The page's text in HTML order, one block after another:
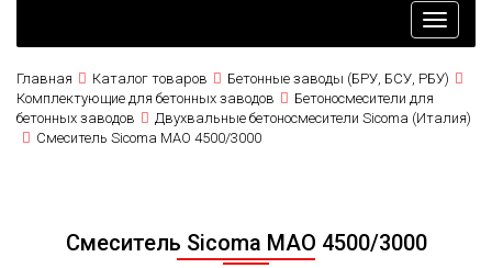
Toggle
Главная Каталог товаров
Бетонные заводы (БРУ, БСУ, РБУ)
Комплектующие для бетонных заводов
Бетоносмесители для
бетонных заводов
Двухвальные бетоносмесители Sicoma (Италия)
Смеситель Sicoma MAO 4500/3000
Смеситель Sicoma MAO 4500/3000